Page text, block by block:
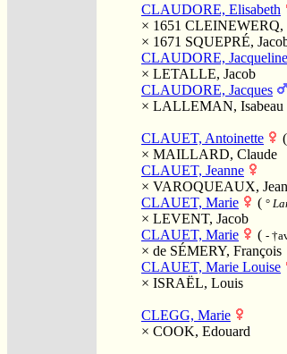
CLAUDORE, Elisabeth
× 1651 CLEINEWERQ,
× 1671 SQUEPRÉ,
CLAUDORE, Jacqueline
× LETALLE, Jacob
CLAUDORE, Jacques
× LALLEMAN, Isabeau
CLAUET, Antoinette (
× MAILLARD, Claude
CLAUET, Jeanne
× VAROQUEAUX, Jean
CLAUET, Marie
( °
× LEVENT, Jacob
CLAUET, Marie
( -
× de SÉMERY, François
CLAUET, Marie Louise
× ISRAËL, Louis
CLEGG, Marie
× COOK, Edouard